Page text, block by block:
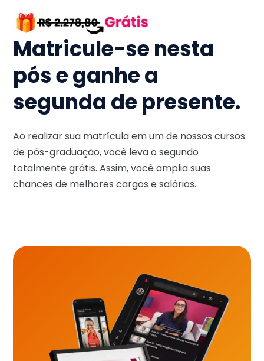
Matricule-se nesta
pós e ganhe a
segunda de presente.
Ao realizar sua matrícula em um de nossos cursos
de pós-graduação, você leva o segundo
totalmente grátis. Assim, você amplia suas
chances de melhores cargos e salários.